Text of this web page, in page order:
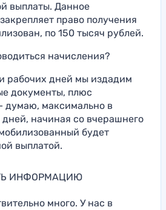
выплаты. Данное
право получения
по 150 тысяч рублей.
начисления?
рабочих дней мы издадим
документы, плюс
думаю, максимально в
дней, начиная со вчерашнего
будет
выплатой.
ИНФОРМАЦИЮ
много. У нас в